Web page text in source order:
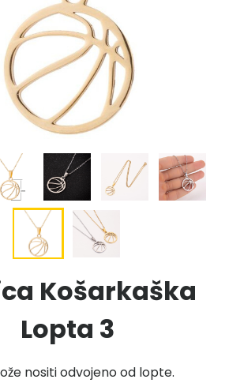
Košarkaška
Lopta 3
nositi odvojeno od lopte.